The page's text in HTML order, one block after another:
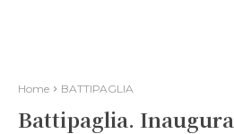
Home BATTIPAGLIA
Battipaglia.